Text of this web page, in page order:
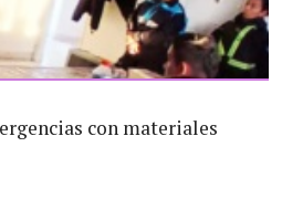
con materiales